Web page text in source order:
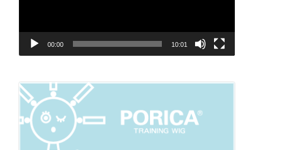
ヤ
00:00 10:01